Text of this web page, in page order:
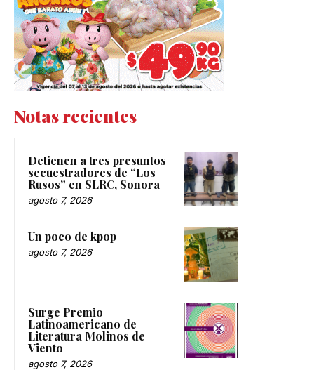
Notas recientes
Detienen a tres presuntos
secuestradores de “Los
Rusos” en SLRC, Sonora
agosto 7, 2026
Un poco de kpop
agosto 7, 2026
Surge Premio
Latinoamericano de
Literatura Molinos de
Viento
agosto 7, 2026